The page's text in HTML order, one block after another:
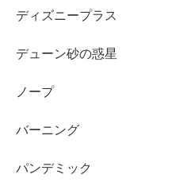
ディズニープラス
デューン砂の惑星
ノープ
バーニング
パンデミック